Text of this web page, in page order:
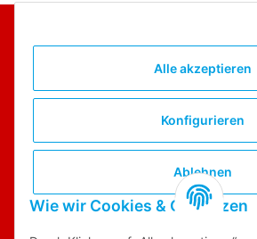
Alle akzeptieren
Konfigurieren
Ablehnen
Wie wir Cookies & Co nutzen
Freiwillige Feuerwehr Sailauf e.V.
63877 Sailauf
Gesetzliche Informationen